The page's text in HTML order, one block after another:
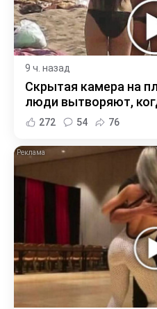
9 ч. назад
Скрытая камера на
люди вытворяют,
272 54 76